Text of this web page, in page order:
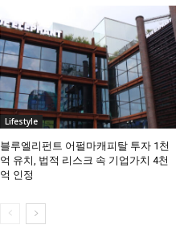
Lifestyle
블루엘리펀트 어펄마캐피탈 투자 1천
억 유치, 법적 리스크 속 기업가치 4천
억 인정